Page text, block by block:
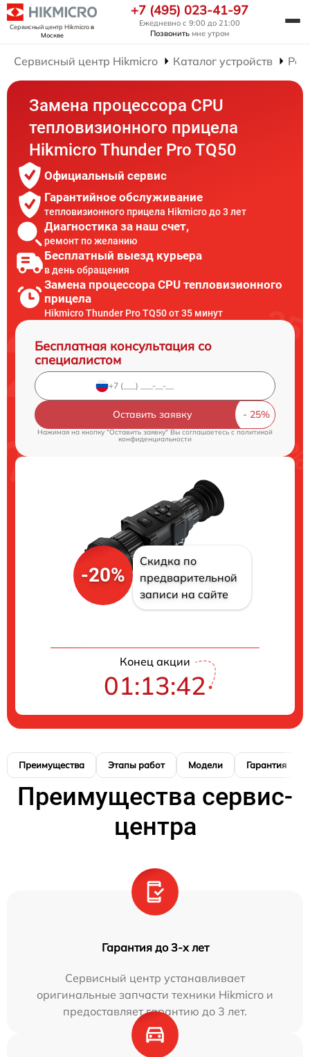
Сервисный центр Hikmicroв
Москве
+7 (495) 023-41-97
Ежедневно с 9:00 до 21:00
Позвонить мне утром
Сервисный центр Hikmicro Каталог устройств
Замена процессора CPU
тепловизионного прицела
Hikmicro Thunder Pro TQ50
Официальный сервис
Гарантийное обслуживание
тепловизионного прицела Hikmicro до 3 лет
Диагностика за наш счет,
ремонт по желанию
Бесплатный выезд курьера
в день обращения
Замена процессора CPU тепловизионного
прицела
Hikmicro Thunder Pro TQ50 от 35 минут
Бесплатная консультация со
специалистом
Оставить заявку
Нажимая на кнопку "Оставить заявку" Вы соглашаетесь cполитикой
конфиденциальности
-20%
Скидка по
предварительной
записи на сайте
Конец акции
01:13:41
Преимущества Этапы работ Модели Гарантия
Преимущества сервис-
центра
Гарантия до 3-х лет
Сервисный центр устанавливает
оригинальные запчасти техники Hikmicro и
предоставляет гарантию до 3 лет.